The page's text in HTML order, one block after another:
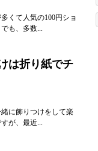
くて人気の100円ショ
も、多数...
は折り紙でチ
に飾りつけをして楽
が、最近...